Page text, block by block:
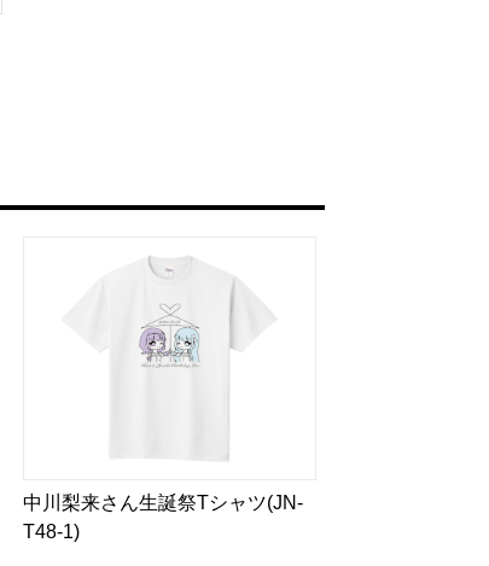
中川梨来さん生誕祭Tシャツ(JN-
T48-1)